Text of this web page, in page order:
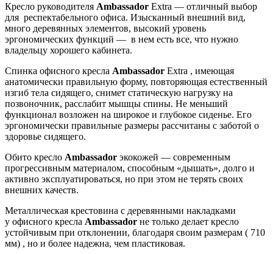
Кресло руководителя Ambassador Extra — отличный выбор
для респектабельного офиса. Изысканный внешний вид,
много деревянных элементов, высокий уровень
эргономических функций — в нем есть все, что нужно
владельцу хорошего кабинета.
Спинка офисного кресла Ambassador Extra , имеющая
анатомически правильную форму, повторяющая естественный
изгиб тела сидящего, снимет статическую нагрузку на
позвоночник, расслабит мышцы спины. Не меньший
функционал возложен на широкое и глубокое сиденье. Его
эргономически правильные размеры рассчитаны с заботой о
здоровье сидящего.
Обито кресло Ambassador экокожей — современным
прогрессивным материалом, способным «дышать», долго и
активно эксплуатироваться, но при этом не терять своих
внешних качеств.
Металлическая крестовина с деревянными накладками
у офисного кресла Ambassador не только делает кресло
устойчивым при отклонении, благодаря своим размерам ( 710
мм) , но и более надежна, чем пластиковая.